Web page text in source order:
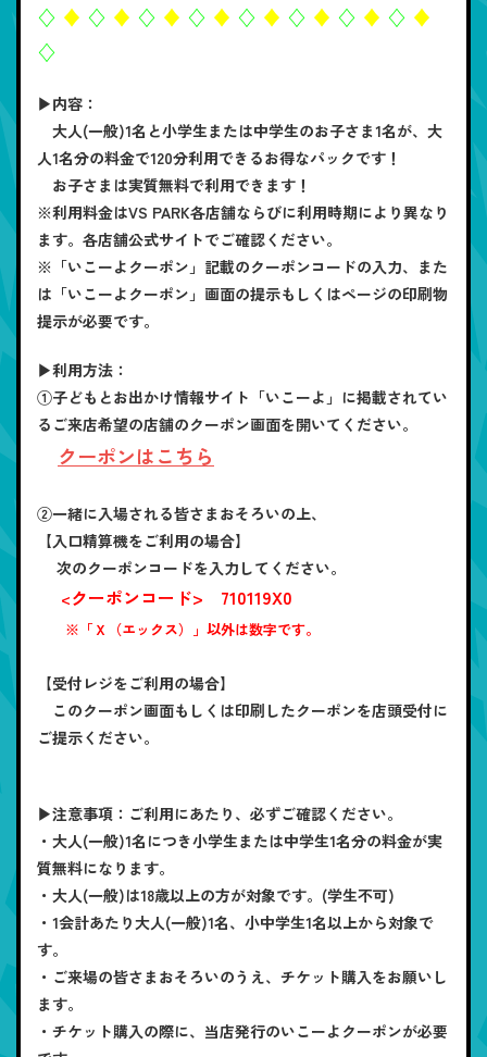
♢ ♦︎ ♢ ♦︎ ♢ ♦︎ ♢ ♦︎ ♢ ♦︎ ♢ ♦︎ ♢ ♦︎ ♢ ♦︎
♢
▶内容：
大人(一般)1名と小学生または中学生のお子さま1名が、大
人1名分の料金で120分利用できるお得なパックです！
お子さまは実質無料で利用できます！
※利用料金はVS PARK各店舗ならびに利用時期により異なり
ます。各店舗公式サイトでご確認ください。
※「いこーよクーポン」記載のクーポンコードの入力、また
は「いこーよクーポン」画面の提示もしくはページの印刷物
提示が必要です。
▶利用方法：
①子どもとお出かけ情報サイト「いこーよ」に掲載されてい
るご来店希望の店舗のクーポン画面を開いてください。
クーポンはこちら
②一緒に入場される皆さまおそろいの上、
【入口精算機をご利用の場合】
次のクーポンコードを入力してください。
<クーポンコード> 710119X0
※「Ｘ（エックス）」以外は数字です。
【受付レジをご利用の場合】
このクーポン画面もしくは印刷したクーポンを店頭受付に
ご提示ください。
▶注意事項：ご利用にあたり、必ずご確認ください。
・大人(一般)1名につき小学生または中学生1名分の料金が実
質無料になります。
・大人(一般)は18歳以上の方が対象です。(学生不可)
・1会計あたり大人(一般)1名、小中学生1名以上から対象で
す。
・ご来場の皆さまおそろいのうえ、チケット購入をお願いし
ます。
・チケット購入の際に、当店発行のいこーよクーポンが必要